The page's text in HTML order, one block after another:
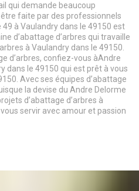
qui demande beaucoup
faite par des professionnels
à Vaulandry dans le 49150 est
d’abattage d’arbres qui travaille
à Vaulandry dans le 49150.
d’arbres, confiez-vous àAndre
dans le 49150 qui est prêt à vous
Avec ses équipes d’abattage
la devise du Andre Delorme
d’abattage d’arbres à
servir avec amour et passion